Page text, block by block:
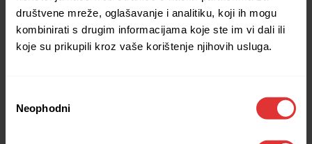
društvene mreže, oglašavanje i analitiku, koji ih mogu
kombinirati s drugim informacijama koje ste im vi dali ili
koje su prikupili kroz vaše korištenje njihovih usluga.
Selection
Neophodni
Application error: a client-side exception has occurred (see the